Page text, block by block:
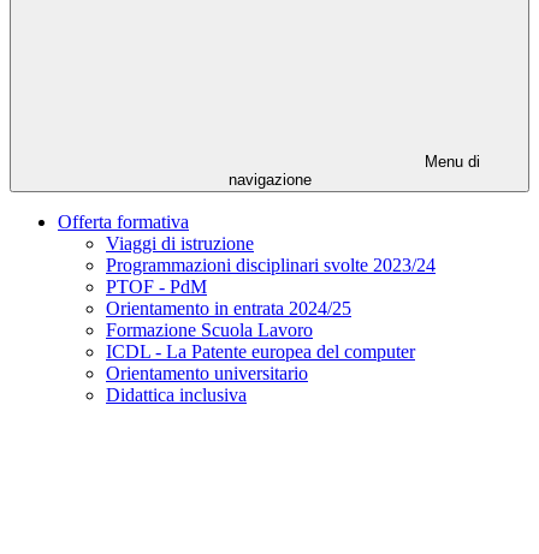
Menu di
navigazione
Offerta formativa
Viaggi di istruzione
Programmazioni disciplinari svolte 2023/24
PTOF - PdM
Orientamento in entrata 2024/25
Formazione Scuola Lavoro
ICDL - La Patente europea del computer
Orientamento universitario
Didattica inclusiva